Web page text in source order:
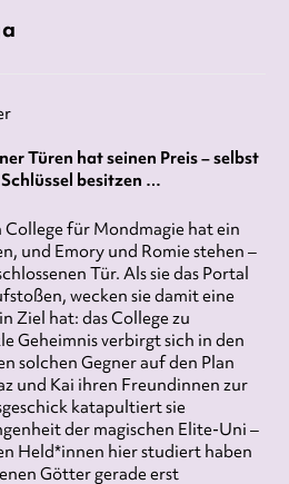
Türen hat seinen Preis – selbst
besitzen …
für Mondmagie hat ein
und Emory und Romie stehen –
Tür. Als sie das Portal
wecken sie damit eine
Ziel hat: das College zu
Geheimnis verbirgt sich in den
solchen Gegner auf den Plan
und Kai ihren Freundinnen zur
katapultiert sie
der magischen Elite-Uni –
Held*innen hier studiert haben
Götter gerade erst